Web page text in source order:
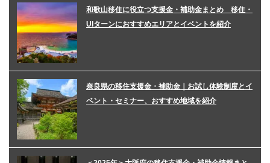
和歌山移住に役立つ支援金・補助金まとめ 移住・
UIターンにおすすめエリアとイベントを紹介
奈良県の移住支援金・補助金｜お試し体験制度とイ
ベント・セミナー、おすすめ地域を紹介